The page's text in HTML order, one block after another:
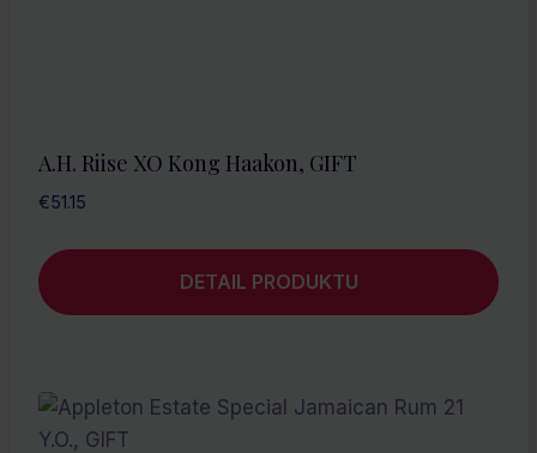
A.H. Riise XO Kong Haakon, GIFT
€51.15
DETAIL PRODUKTU